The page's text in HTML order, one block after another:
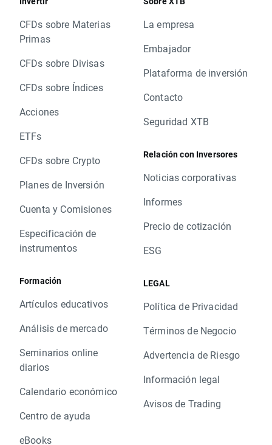
CFDs sobre Materias
Primas
CFDs sobre Divisas
CFDs sobre Índices
Acciones
ETFs
CFDs sobre Crypto
Planes de Inversión
Cuenta y Comisiones
Especificación de
instrumentos
Formación
Artículos educativos
Análisis de mercado
Seminarios online
diarios
Calendario económico
Centro de ayuda
eBooks
La empresa
Embajador
Plataforma de inversión
Contacto
Seguridad XTB
Relación con Inversores
Noticias corporativas
Informes
Precio de cotización
ESG
LEGAL
Política de Privacidad
Términos de Negocio
Advertencia de Riesgo
Información legal
Avisos de Trading